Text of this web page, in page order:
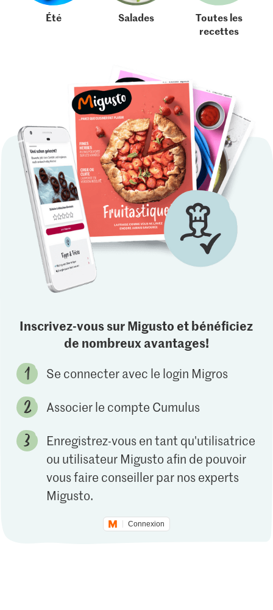
Été Salades
Toutes les
recettes
Inscrivez-vous sur Migusto et bénéficiez
de nombreux avantages!
Se connecter avec le login Migros
Associer le compte Cumulus
Enregistrez-vous en tant qu'utilisatrice
ou utilisateur Migusto afin de pouvoir
vous faire conseiller par nos experts
Migusto.
Connexion